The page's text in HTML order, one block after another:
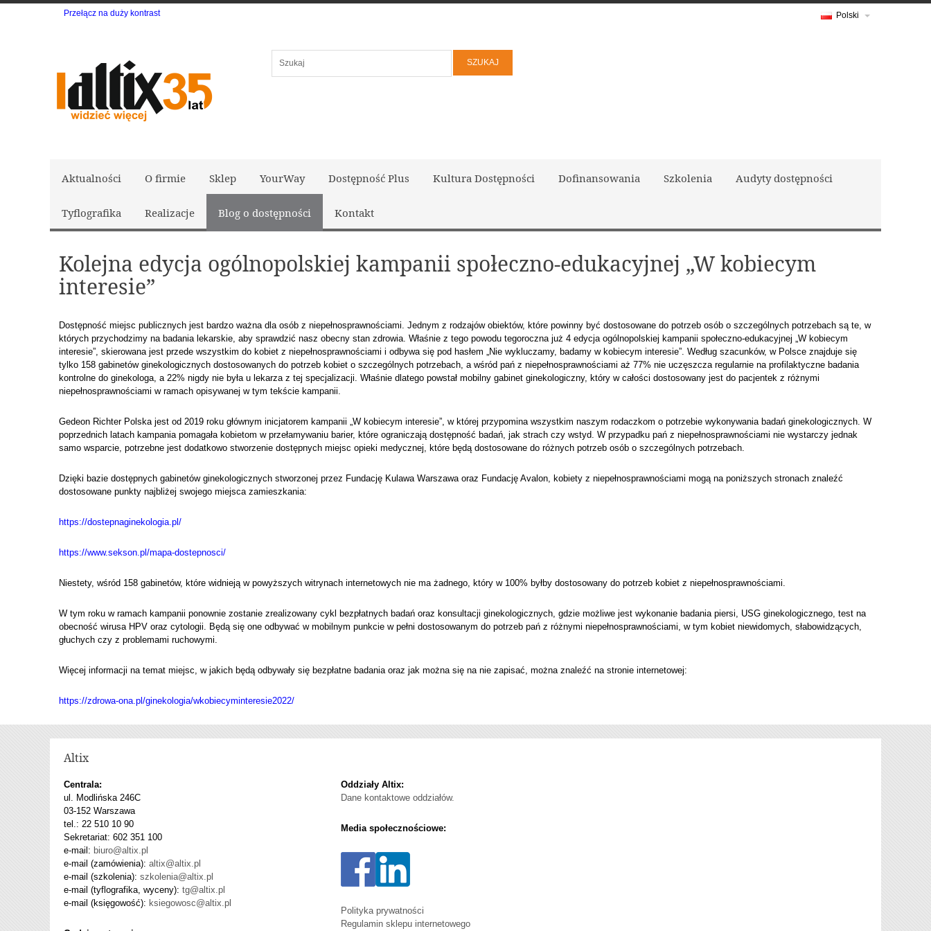
Przełącz na duży kontrast Polski
Aktualności O firmie Sklep YourWay Dostępność Plus Kultura Dostępności Dofinansowania Szkolenia Audyty dostępności
Tyflografika Realizacje Blog o dostępności Kontakt
Kolejna edycja ogólnopolskiej kampanii społeczno-edukacyjnej „W kobiecym
interesie”
Dostępność miejsc publicznych jest bardzo ważna dla osób z niepełnosprawnościami. Jednym z rodzajów obiektów, które powinny być dostosowane do potrzeb osób o szczególnych potrzebach są te, w
których przychodzimy na badania lekarskie, aby sprawdzić nasz obecny stan zdrowia. Właśnie z tego powodu tegoroczna już 4 edycja ogólnopolskiej kampanii społeczno-edukacyjnej „W kobiecym
interesie”, skierowana jest przede wszystkim do kobiet z niepełnosprawnościami i odbywa się pod hasłem „Nie wykluczamy, badamy w kobiecym interesie”. Według szacunków, w Polsce znajduje się
tylko 158 gabinetów ginekologicznych dostosowanych do potrzeb kobiet o szczególnych potrzebach, a wśród pań z niepełnosprawnościami aż 77% nie uczęszcza regularnie na profilaktyczne badania
kontrolne do ginekologa, a 22% nigdy nie była u lekarza z tej specjalizacji. Właśnie dlatego powstał mobilny gabinet ginekologiczny, który w całości dostosowany jest do pacjentek z różnymi
niepełnosprawnościami w ramach opisywanej w tym tekście kampanii.
Gedeon Richter Polska jest od 2019 roku głównym inicjatorem kampanii „W kobiecym interesie”, w której przypomina wszystkim naszym rodaczkom o potrzebie wykonywania badań ginekologicznych. W
poprzednich latach kampania pomagała kobietom w przełamywaniu barier, które ograniczają dostępność badań, jak strach czy wstyd. W przypadku pań z niepełnosprawnościami nie wystarczy jednak
samo wsparcie, potrzebne jest dodatkowo stworzenie dostępnych miejsc opieki medycznej, które będą dostosowane do różnych potrzeb osób o szczególnych potrzebach.
Dzięki bazie dostępnych gabinetów ginekologicznych stworzonej przez Fundację Kulawa Warszawa oraz Fundację Avalon, kobiety z niepełnosprawnościami mogą na poniższych stronach znaleźć
dostosowane punkty najbliżej swojego miejsca zamieszkania:
https://dostepnaginekologia.pl/
https://www.sekson.pl/mapa-dostepnosci/
Niestety, wśród 158 gabinetów, które widnieją w powyższych witrynach internetowych nie ma żadnego, który w 100% byłby dostosowany do potrzeb kobiet z niepełnosprawnościami.
W tym roku w ramach kampanii ponownie zostanie zrealizowany cykl bezpłatnych badań oraz konsultacji ginekologicznych, gdzie możliwe jest wykonanie badania piersi, USG ginekologicznego, test na
obecność wirusa HPV oraz cytologii. Będą się one odbywać w mobilnym punkcie w pełni dostosowanym do potrzeb pań z różnymi niepełnosprawnościami, w tym kobiet niewidomych, słabowidzących,
głuchych czy z problemami ruchowymi.
Więcej informacji na temat miejsc, w jakich będą odbywały się bezpłatne badania oraz jak można się na nie zapisać, można znaleźć na stronie internetowej:
https://zdrowa-ona.pl/ginekologia/wkobiecyminteresie2022/
Altix
Centrala:
ul. Modlińska 246C
03-152 Warszawa
tel.: 22 510 10 90
Sekretariat: 602 351 100
e-mail: biuro@altix.pl
e-mail (zamówienia): altix@altix.pl
e-mail (szkolenia): szkolenia@altix.pl
e-mail (tyflografika, wyceny): tg@altix.pl
e-mail (księgowość): ksiegowosc@altix.pl
Oddziały Altix:
Dane kontaktowe oddziałów.
Media społecznościowe:
Polityka prywatności
Regulamin sklepu internetowego